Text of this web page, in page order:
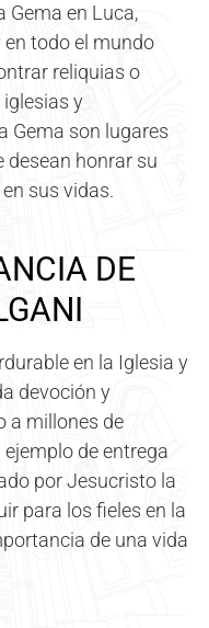
Gema en Luca,
todo el mundo
reliquias o
y
Gema son lugares
desean honrar su
sus vidas.
DE
en la Iglesia y
devoción y
a millones de
de entrega
por Jesucristo la
para los fieles en la
de una vida